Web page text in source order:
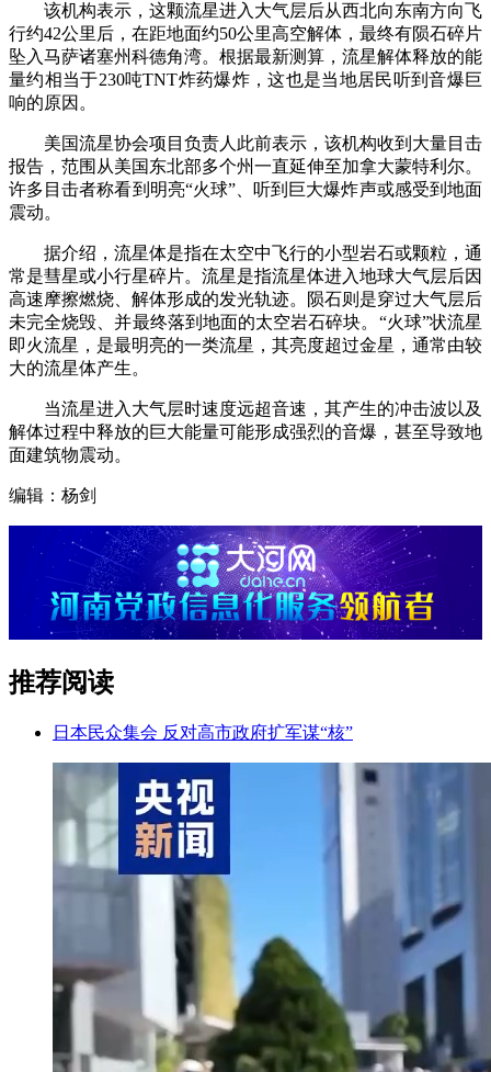
该机构表示，这颗流星进入大气层后从西北向东南方向飞
行约42公里后，在距地面约50公里高空解体，最终有陨石碎片
坠入马萨诸塞州科德角湾。根据最新测算，流星解体释放的能
量约相当于230吨TNT炸药爆炸，这也是当地居民听到音爆巨
响的原因。
美国流星协会项目负责人此前表示，该机构收到大量目击
报告，范围从美国东北部多个州一直延伸至加拿大蒙特利尔。
许多目击者称看到明亮“火球”、听到巨大爆炸声或感受到地面
震动。
据介绍，流星体是指在太空中飞行的小型岩石或颗粒，通
常是彗星或小行星碎片。流星是指流星体进入地球大气层后因
高速摩擦燃烧、解体形成的发光轨迹。陨石则是穿过大气层后
未完全烧毁、并最终落到地面的太空岩石碎块。“火球”状流星
即火流星，是最明亮的一类流星，其亮度超过金星，通常由较
大的流星体产生。
当流星进入大气层时速度远超音速，其产生的冲击波以及
解体过程中释放的巨大能量可能形成强烈的音爆，甚至导致地
面建筑物震动。
编辑：杨剑
推荐阅读
日本民众集会 反对高市政府扩军谋“核”